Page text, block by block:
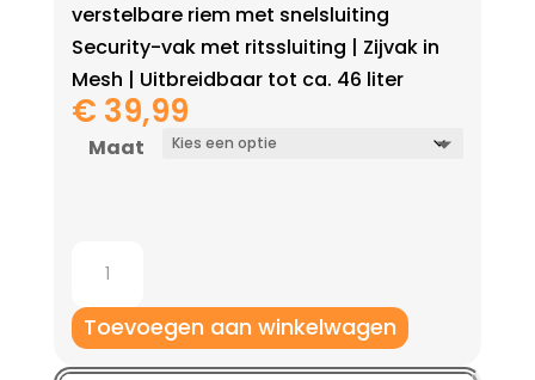
verstelbare riem met snelsluiting
Security-vak met ritssluiting | Zijvak in
Mesh | Uitbreidbaar tot ca. 46 liter
€ 39,99
Maat
Rugzak
city
aantal
Toevoegen aan winkelwagen